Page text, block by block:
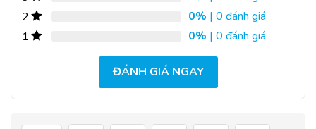
2
0% | 0 đánh giá
1
0% | 0 đánh giá
ĐÁNH GIÁ NGAY